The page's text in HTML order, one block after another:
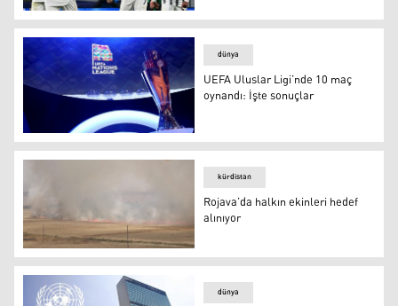
Devler Ligi’nde 8 maç oynandı: İşte sonuçlar
UEFA Uluslar Ligi’nde 10 maç oynandı: İşte sonuçlar
dünya
UEFA Uluslar Ligi’nde 10 maç
oynandı: İşte sonuçlar
Rojava’da halkın ekinleri hedef alınıyor
kürdistan
Rojava’da halkın ekinleri hedef
alınıyor
dünya